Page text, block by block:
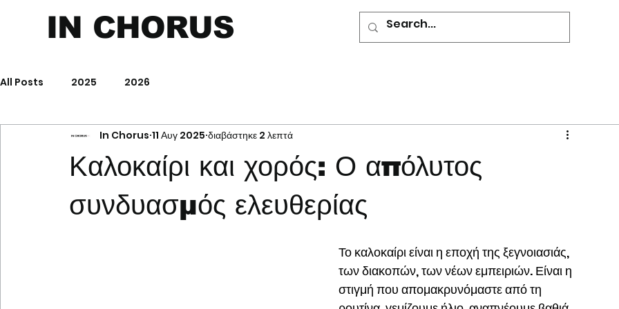
IN CHORUS
All Posts 2025 2026
Καλοκαίρι και χορός: Ο απόλυτος
συνδυασμός ελευθερίας
In Chorus 11 Αυγ 2025 διαβάστηκε 2 λεπτά
Το καλοκαίρι είναι η εποχή της ξεγνοιασιάς,
των διακοπών, των νέων εμπειριών. Είναι η
στιγμή που απομακρυνόμαστε από τη